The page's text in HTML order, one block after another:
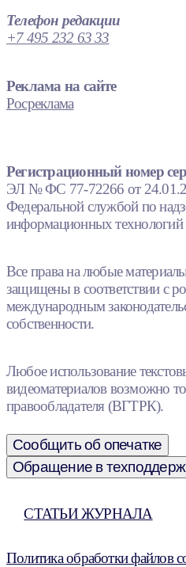
Телефон редакции
+7 495 232 63 33
Реклама на сайте
Росреклама
Регистрационный номер
ЭЛ № ФС 77-72266 от
Федеральной службой по
информационных
Все права на любые
защищены в соответствии с
международным
собственности.
Любое использование
видеоматериалов возможно
правообладателя (ВГТРК).
Сообщить об опечатке
Обращение в
СТАТЬИ ЖУРНАЛА
Политика обработки файлов